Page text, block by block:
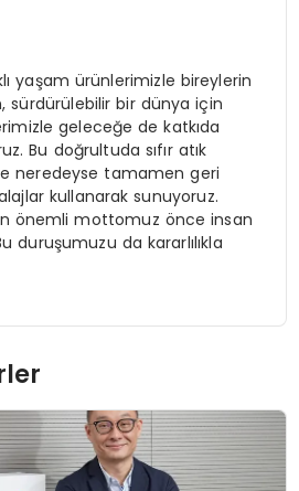
yaşam ürünlerimizle bireylerin
sürdürülebilir bir dünya için
geleceğe de katkıda
Bu doğrultuda sıfır atık
neredeyse tamamen geri
kullanarak sunuyoruz.
önemli mottomuz önce insan
duruşumuzu da kararlılıkla